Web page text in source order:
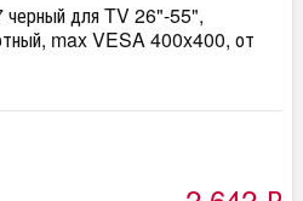
для TV 26"-55",
max VESA 400x400, от